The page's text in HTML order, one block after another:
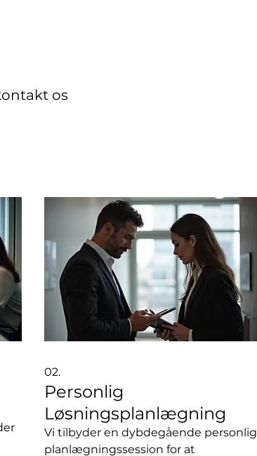
os
02.
Personlig
Løsningsplanlægning
Vi tilbyder en dybdegående personlig
planlægningssession for at